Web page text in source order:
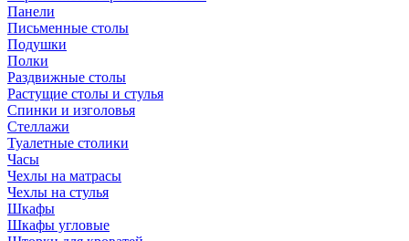
Панели
Письменные столы
Подушки
Полки
Раздвижные столы
Растущие столы и стулья
Спинки и изголовья
Стеллажи
Туалетные столики
Часы
Чехлы на матрасы
Чехлы на стулья
Шкафы
Шкафы угловые